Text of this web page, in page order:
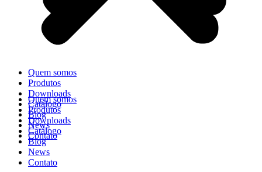
Quem somos
Produtos
Downloads
Catálogo
Blog
News
Contato
Quem somos
Produtos
Downloads
Catálogo
Blog
News
Contato